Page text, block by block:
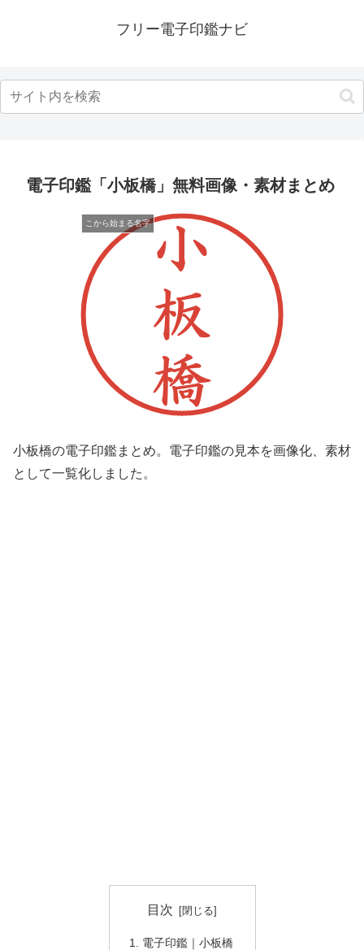
フリー電子印鑑ナビ
電子印鑑「小板橋」無料画像・素材まとめ
こから始まる名字
小板橋の電子印鑑まとめ。電子印鑑の見本を画像化、素材
として一覧化しました。
目次
電子印鑑｜小板橋